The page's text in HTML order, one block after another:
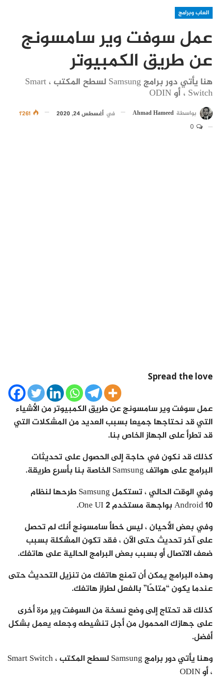
العاب وبرامج
عمل سوفت وير سامسونج
عن طريق الكمبيوتر
هنا يأتي دور برامج Samsung لسطح المكتب ، Smart
Switch ، أو ODIN
بواسطة Ahmad Hameed في أغسطس 24, 2020
Spread the love
عمل سوفت وير سامسونج عن طريق الكمبيوتر من الأشياء
التي قد نحتاجها جميعا بسبب العديد من المشكلات التي
قد تطرأ على الجهاز الخاص بنا.
كذلك قد نكون في حاجة إلى الحصول على تحديثات
البرامج على هواتف Samsung الخاصة بنا بأسرع طريقة.
وفي الوقت الحالي ، تستكمل Samsung طرحها لنظام
Android 10 بواجهة مستخدم One UI 2.
وفي بعض الأحيان ، ليس خطأ سامسونج أنك لم تحصل
على آخر تحديث حتى الآن ، فقد تكون المشكلة بسبب
ضعف الاتصال أو بسبب بعض البرامج الحالية على هاتفك.
وهذه البرامج يمكن أن تمنع هاتفك من تنزيل التحديث حتى
عندما يكون “متاحًا” بالفعل لطراز هاتفك.
كذلك قد تحتاج إلى وضع نسخة من السوفت وير مرة أخرى
على جهازك المحمول من أجل تنشيطه وجعله يعمل بشكل
أفضل.
وهنا يأتي دور برامج Samsung لسطح المكتب ، Smart Switch
، أو ODIN